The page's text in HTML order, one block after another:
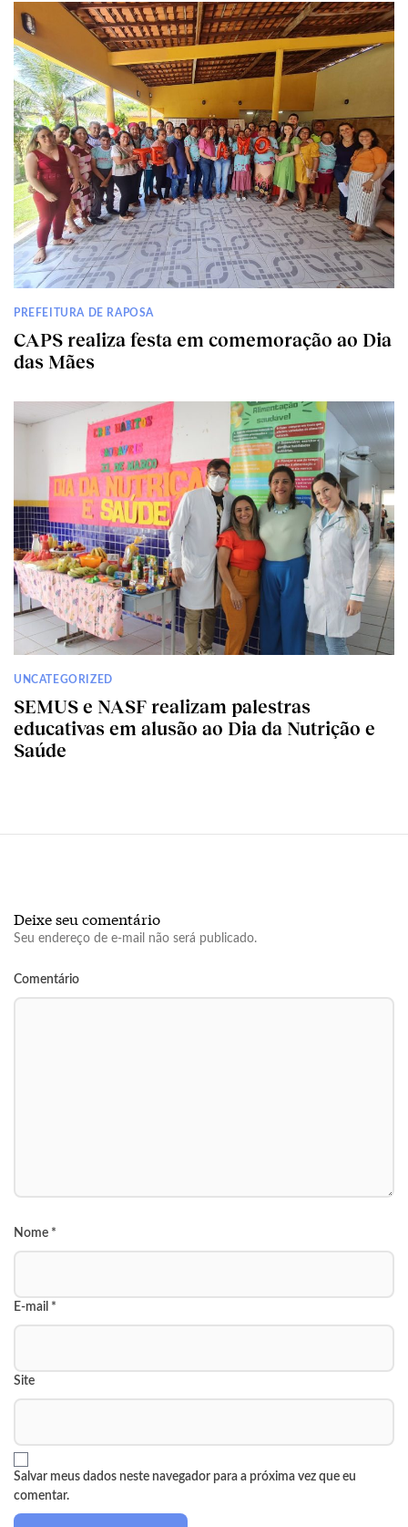
PREFEITURA DE RAPOSA
CAPS realiza festa em comemoração ao Dia
das Mães
UNCATEGORIZED
SEMUS e NASF realizam palestras
educativas em alusão ao Dia da Nutrição e
Saúde
Deixe seu comentário
Seu endereço de e-mail não será publicado.
Comentário
Nome *
E-mail *
Site
Salvar meus dados neste navegador para a próxima vez que eu
comentar.